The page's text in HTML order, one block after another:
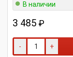
В наличии
3 485 ₽
- +